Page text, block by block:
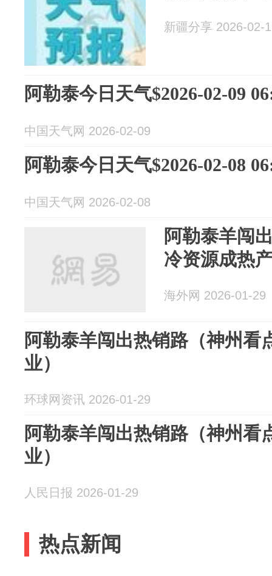
新疆分享 2026-02-
阿勒泰今日天气$2026-02-09
中国天气网 2026-02-09
阿勒泰今日天气$2026-02-08
中国天气网 2026-02-08
阿勒泰羊闯
冷资源成热
海外网 2026-01-29
阿勒泰羊闯出热销路（神州看
业）
环球网资讯 2026-01-29
阿勒泰羊闯出热销路（神州看
业）
人民日报 2026-01-29
热点新闻